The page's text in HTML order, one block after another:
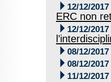
 12/12/2017
ERC non
 12/12/2017
 08/12/2017
 08/12/2017
 11/12/2017